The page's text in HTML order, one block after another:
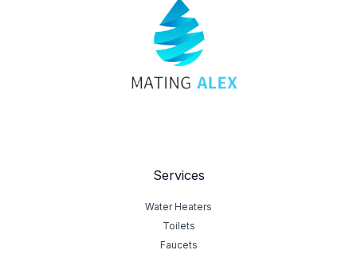
Services
Water Heaters
Toilets
Faucets